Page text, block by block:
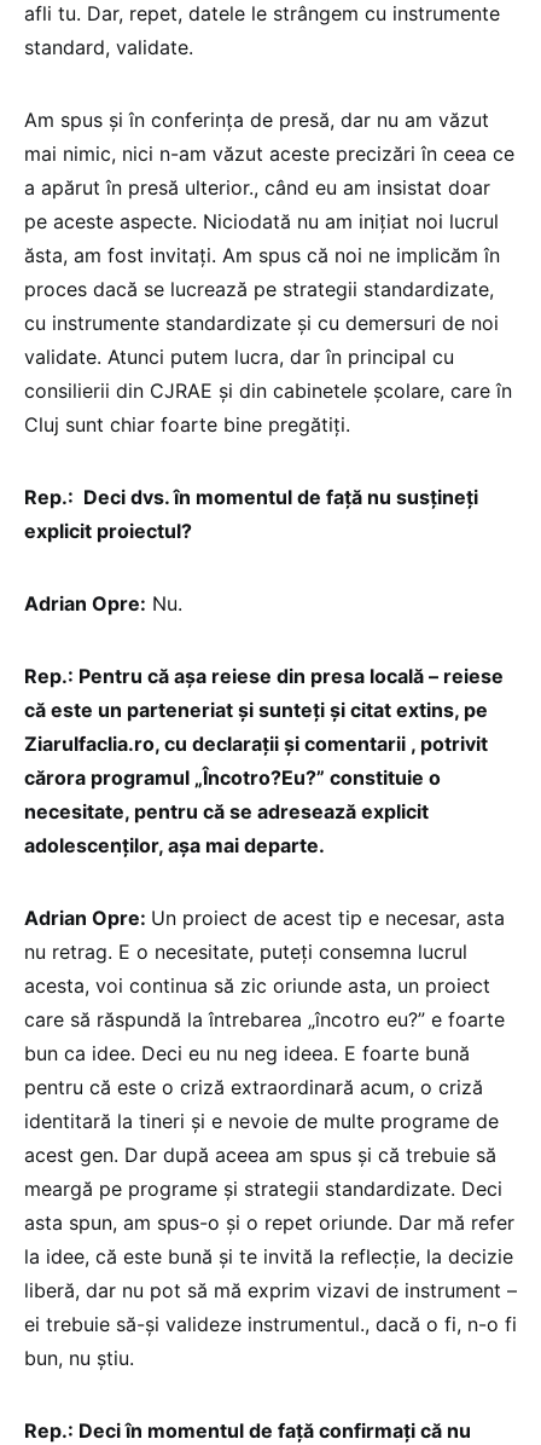
afli tu. Dar, repet, datele le strângem cu instrumente
standard, validate.
Am spus și în conferința de presă, dar nu am văzut
mai nimic, nici n-am văzut aceste precizări în ceea ce
a apărut în presă ulterior., când eu am insistat doar
pe aceste aspecte. Niciodată nu am inițiat noi lucrul
ăsta, am fost invitați. Am spus că noi ne implicăm în
proces dacă se lucrează pe strategii standardizate,
cu instrumente standardizate și cu demersuri de noi
validate. Atunci putem lucra, dar în principal cu
consilierii din CJRAE și din cabinetele școlare, care în
Cluj sunt chiar foarte bine pregătiți.
Rep.: Deci dvs. în momentul de față nu susțineți
explicit proiectul?
Adrian Opre: Nu.
Rep.: Pentru că așa reiese din presa locală – reiese
că este un parteneriat și sunteți și citat extins, pe
Ziarulfaclia.ro, cu declarații și comentarii , potrivit
cărora programul „Încotro?Eu?” constituie o
necesitate, pentru că se adresează explicit
adolescenților, așa mai departe.
Adrian Opre: Un proiect de acest tip e necesar, asta
nu retrag. E o necesitate, puteți consemna lucrul
acesta, voi continua să zic oriunde asta, un proiect
care să răspundă la întrebarea „încotro eu?” e foarte
bun ca idee. Deci eu nu neg ideea. E foarte bună
pentru că este o criză extraordinară acum, o criză
identitară la tineri și e nevoie de multe programe de
acest gen. Dar după aceea am spus și că trebuie să
meargă pe programe și strategii standardizate. Deci
asta spun, am spus-o și o repet oriunde. Dar mă refer
la idee, că este bună și te invită la reflecție, la decizie
liberă, dar nu pot să mă exprim vizavi de instrument –
ei trebuie să-și valideze instrumentul., dacă o fi, n-o fi
bun, nu știu.
Rep.: Deci în momentul de față confirmați că nu